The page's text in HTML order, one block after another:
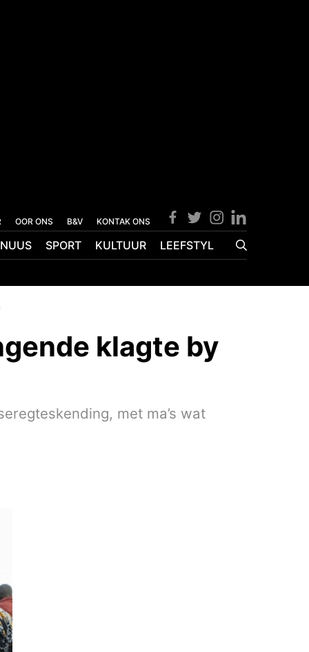
OOR ONS B&V KONTAK ONS
NUUS SPORT KULTUUR LEEFSTYL
klagte by
met ma’s wat